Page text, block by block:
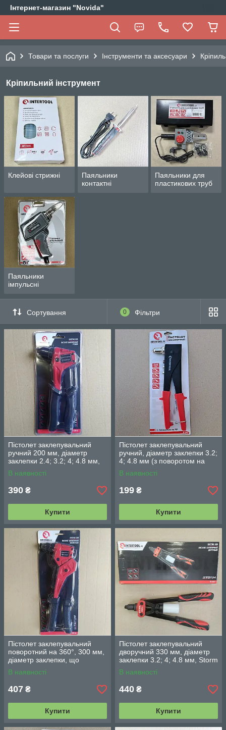
Інтернет-магазин "Novida"
Товари та послуги Інструменти та аксесуари
Кріпильний інструмент
Клейові стрижні
Паяльники
контактні
Паяльники для
пластикових труб
Паяльники
імпульсні
Сортування 0 Фільтри
Пістолет заклепувальний
ручний 200 мм, діаметр
заклепки 2.4; 3.2; 4; 4.8 мм,
Storm INTERTOOL RT-0015
В наявності
390 ₴
Купити
Пістолет заклепувальний
ручний, діаметр заклепки 3.2;
4; 4.8 мм (з поворотом на
90°) INTERTOOL RT-0002
В наявності
199 ₴
Купити
Пістолет заклепувальний
поворотний на 360°, 300 мм,
діаметр заклепки, що
застосовується 2.4; 3.2; 4; 4.8
мм, RT-0016
В наявності
407 ₴
Купити
Пістолет заклепувальний
дворучний 330 мм, діаметр
заклепки 3.2; 4; 4.8 мм, Storm
INTERTOOL RT-0017
В наявності
440 ₴
Купити